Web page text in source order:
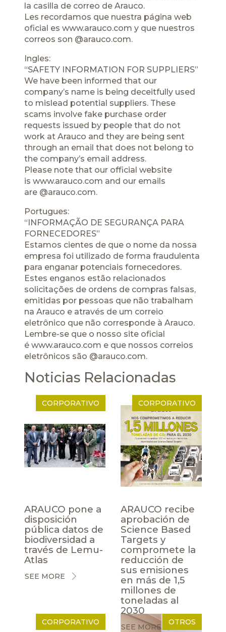
la casilla de correo de Arauco.
Les recordamos que nuestra página web
oficial es www.arauco.com y que nuestros
correos son @arauco.com.
Ingles:
“SAFETY INFORMATION FOR SUPPLIERS”
We have been informed that our
company’s name is being deceitfully used
to mislead potential suppliers. These
scams involve fake purchase order
requests issued by people that do not
work at Arauco and they are being sent
through an email that does not belong to
the company’s email address.
Please note that our official website
is www.arauco.com and our emails
are @arauco.com.
Portugues:
“INFORMAÇÃO DE SEGURANÇA PARA
FORNECEDORES”
Estamos cientes de que o nome da nossa
empresa foi utilizado de forma fraudulenta
para enganar potenciais fornecedores.
Estes enganos estão relacionados
solicitações de ordens de compras falsas,
emitidas por pessoas que não trabalham
na Arauco e através de um correio
eletrônico que não corresponde à Arauco.
Lembre-se que o nosso site oficial
é www.arauco.com e que nossos correios
eletrônicos são @arauco.com.
Noticias Relacionadas
CORPORATIVO
ARAUCO pone a
disposición
pública datos de
biodiversidad a
través de Lemu-
Atlas
SEE MORE
CORPORATIVO
ARAUCO recibe
aprobación de
Science Based
Targets y
compromete la
reducción de
sus emisiones
en más de 1,5
millones de
toneladas al
2030
SEE MORE
CORPORATIVO OTROS